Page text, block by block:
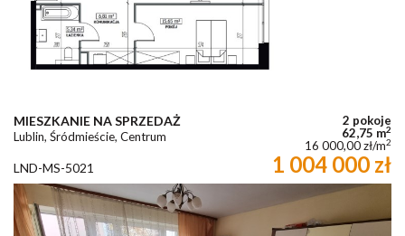
MIESZKANIE NA SPRZEDAŻ
Lublin, Śródmieście, Centrum
2 pokoje
62,75 m2
16 000,00 zł/m2
LND-MS-5021 1 004 000 zł